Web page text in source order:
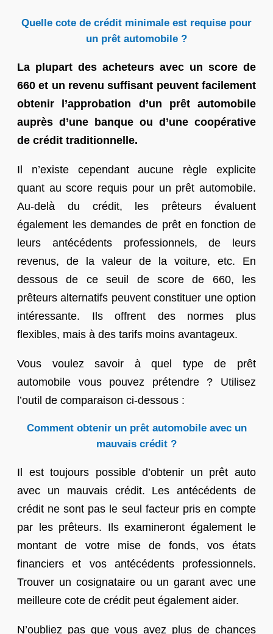
Quelle cote de crédit minimale est requise pour
un prêt automobile ?
La plupart des acheteurs avec un score de
660 et un revenu suffisant peuvent facilement
obtenir l’approbation d’un prêt automobile
auprès d’une banque ou d’une coopérative
de crédit traditionnelle.
Il n’existe cependant aucune règle explicite
quant au score requis pour un prêt automobile.
Au-delà du crédit, les prêteurs évaluent
également les demandes de prêt en fonction de
leurs antécédents professionnels, de leurs
revenus, de la valeur de la voiture, etc. En
dessous de ce seuil de score de 660, les
prêteurs alternatifs peuvent constituer une option
intéressante. Ils offrent des normes plus
flexibles, mais à des tarifs moins avantageux.
Vous voulez savoir à quel type de prêt
automobile vous pouvez prétendre ? Utilisez
l’outil de comparaison ci-dessous :
Comment obtenir un prêt automobile avec un
mauvais crédit ?
Il est toujours possible d’obtenir un prêt auto
avec un mauvais crédit. Les antécédents de
crédit ne sont pas le seul facteur pris en compte
par les prêteurs. Ils examineront également le
montant de votre mise de fonds, vos états
financiers et vos antécédents professionnels.
Trouver un cosignataire ou un garant avec une
meilleure cote de crédit peut également aider.
N’oubliez pas que vous avez plus de chances